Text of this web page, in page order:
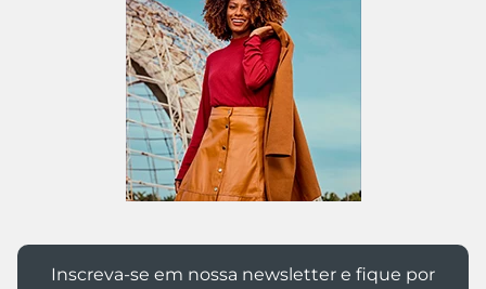
Inscreva-se em nossa newsletter e fique por